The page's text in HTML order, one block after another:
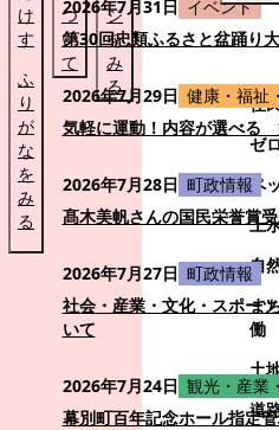
け
す
ふ
り
が
な
を
み
る
つ
い
て
ジ
を
み
る
住
ゼ
ペ
上
自
ま
働
土
道
2026年7月31日 イベント
第30回忠類ふるさと盆踊り
2026年7月29日 健康・福祉
気軽に運動！内容が選べる
2026年7月28日 町政情報
髙木美帆さんの国民栄誉賞
2026年7月27日 町政情報
社会・産業・文化・スポー
いて
2026年7月24日 観光・産業
幕別町百年記念ホール指定